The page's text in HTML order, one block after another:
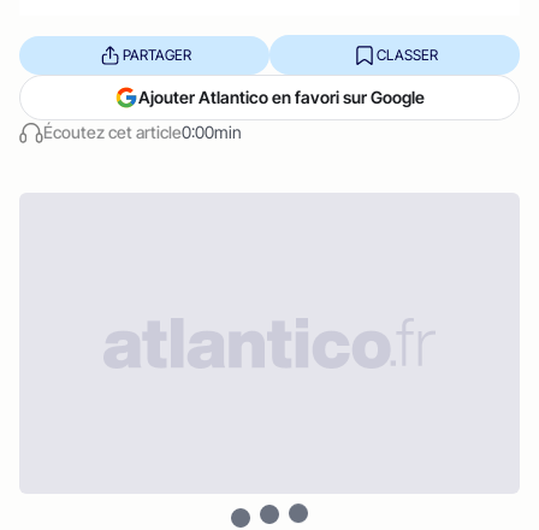
Écoutez cet article0:00min
PARTAGER CLASSER
Ajouter Atlantico en favori sur Google